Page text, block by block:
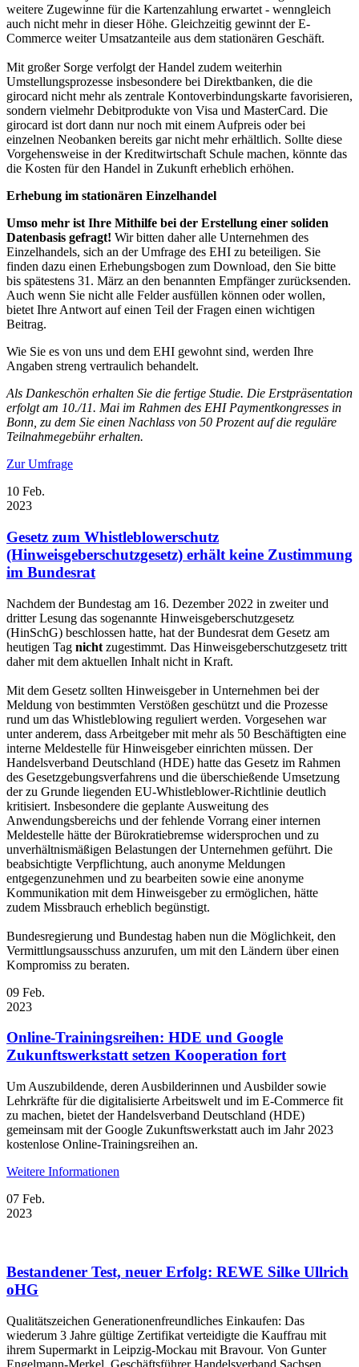
weitere Zugewinne für die Kartenzahlung erwartet - wenngleich
auch nicht mehr in dieser Höhe. Gleichzeitig gewinnt der E-
Commerce weiter Umsatzanteile aus dem stationären Geschäft.
Mit großer Sorge verfolgt der Handel zudem weiterhin
Umstellungsprozesse insbesondere bei Direktbanken, die die
girocard nicht mehr als zentrale Kontoverbindungskarte favorisieren,
sondern vielmehr Debitprodukte von Visa und MasterCard. Die
girocard ist dort dann nur noch mit einem Aufpreis oder bei
einzelnen Neobanken bereits gar nicht mehr erhältlich. Sollte diese
Vorgehensweise in der Kreditwirtschaft Schule machen, könnte das
die Kosten für den Handel in Zukunft erheblich erhöhen.
Erhebung im stationären Einzelhandel
Umso mehr ist Ihre Mithilfe bei der Erstellung einer soliden
Datenbasis gefragt! Wir bitten daher alle Unternehmen des
Einzelhandels, sich an der Umfrage des EHI zu beteiligen. Sie
finden dazu einen Erhebungsbogen zum Download, den Sie bitte
bis spätestens 31. März an den benannten Empfänger zurücksenden.
Auch wenn Sie nicht alle Felder ausfüllen können oder wollen,
bietet Ihre Antwort auf einen Teil der Fragen einen wichtigen
Beitrag.
Wie Sie es von uns und dem EHI gewohnt sind, werden Ihre
Angaben streng vertraulich behandelt.
Als Dankeschön erhalten Sie die fertige Studie. Die Erstpräsentation
erfolgt am 10./11. Mai im Rahmen des EHI Paymentkongresses in
Bonn, zu dem Sie einen Nachlass von 50 Prozent auf die reguläre
Teilnahmegebühr erhalten.
Zur Umfrage
10 Feb.
2023
Gesetz zum Whistleblowerschutz
(Hinweisgeberschutzgesetz) erhält keine Zustimmung
im Bundesrat
Nachdem der Bundestag am 16. Dezember 2022 in zweiter und
dritter Lesung das sogenannte Hinweisgeberschutzgesetz
(HinSchG) beschlossen hatte, hat der Bundesrat dem Gesetz am
heutigen Tag nicht zugestimmt. Das Hinweisgeberschutzgesetz tritt
daher mit dem aktuellen Inhalt nicht in Kraft.
Mit dem Gesetz sollten Hinweisgeber in Unternehmen bei der
Meldung von bestimmten Verstößen geschützt und die Prozesse
rund um das Whistleblowing reguliert werden. Vorgesehen war
unter anderem, dass Arbeitgeber mit mehr als 50 Beschäftigten eine
interne Meldestelle für Hinweisgeber einrichten müssen. Der
Handelsverband Deutschland (HDE) hatte das Gesetz im Rahmen
des Gesetzgebungsverfahrens und die überschießende Umsetzung
der zu Grunde liegenden EU-Whistleblower-Richtlinie deutlich
kritisiert. Insbesondere die geplante Ausweitung des
Anwendungsbereichs und der fehlende Vorrang einer internen
Meldestelle hätte der Bürokratiebremse widersprochen und zu
unverhältnismäßigen Belastungen der Unternehmen geführt. Die
beabsichtigte Verpflichtung, auch anonyme Meldungen
entgegenzunehmen und zu bearbeiten sowie eine anonyme
Kommunikation mit dem Hinweisgeber zu ermöglichen, hätte
zudem Missbrauch erheblich begünstigt.
Bundesregierung und Bundestag haben nun die Möglichkeit, den
Vermittlungsausschuss anzurufen, um mit den Ländern über einen
Kompromiss zu beraten.
09 Feb.
2023
Online-Trainingsreihen: HDE und Google
Zukunftswerkstatt setzen Kooperation fort
Um Auszubildende, deren Ausbilderinnen und Ausbilder sowie
Lehrkräfte für die digitalisierte Arbeitswelt und im E-Commerce fit
zu machen, bietet der Handelsverband Deutschland (HDE)
gemeinsam mit der Google Zukunftswerkstatt auch im Jahr 2023
kostenlose Online-Trainingsreihen an.
Weitere Informationen
07 Feb.
2023
Bestandener Test, neuer Erfolg: REWE Silke Ullrich
oHG
Qualitätszeichen Generationenfreundliches Einkaufen: Das
wiederum 3 Jahre gültige Zertifikat verteidigte die Kauffrau mit
ihrem Supermarkt in Leipzig-Mockau mit Bravour. Von Gunter
Engelmann-Merkel, Geschäftsführer Handelsverband Sachsen,